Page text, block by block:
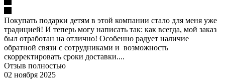
Покупать подарки детям в этой компании стало для меня уже
традицией! И теперь могу написать так: как всегда, мой заказ
был отработан на отлично! Особенно радует наличие
обратной связи с сотрудниками и возможность
скорректировать сроки доставки....
Отзыв полностью
02 ноября 2025